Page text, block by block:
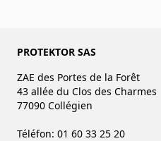
PROTEKTOR SAS
ZAE des Portes de la Forêt
43 allée du Clos des Charmes
77090 Collégien
Téléfon: 01 60 33 25 20